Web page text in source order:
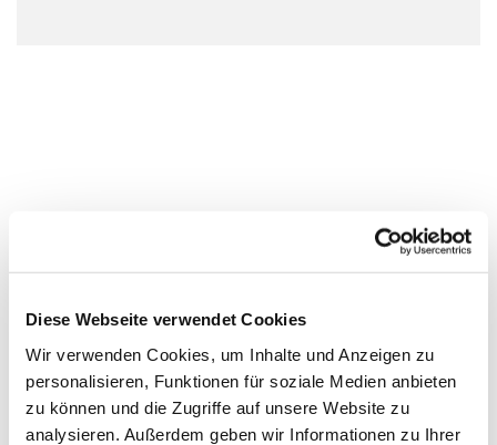
Diese Webseite verwendet Cookies
Wir verwenden Cookies, um Inhalte und Anzeigen zu
personalisieren, Funktionen für soziale Medien anbieten
zu können und die Zugriffe auf unsere Website zu
analysieren. Außerdem geben wir Informationen zu Ihrer